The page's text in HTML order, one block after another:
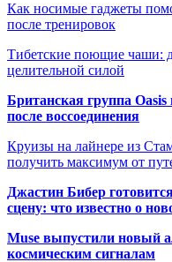
Как носимые гаджеты
после тренировок
Тибетские поющие чаши:
целительной силой
Британская группа
после воссоединения
Круизы на лайнере из
получить максимум от
Джастин Бибер
сцену: что известно о
Muse выпустили новый
космическим сигналам